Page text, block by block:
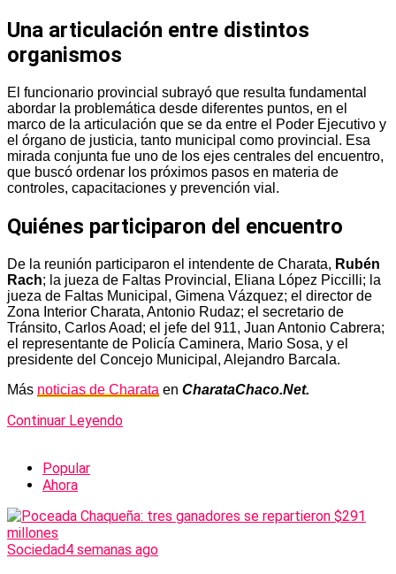
Una articulación entre distintos
organismos
El funcionario provincial subrayó que resulta fundamental
abordar la problemática desde diferentes puntos, en el
marco de la articulación que se da entre el Poder Ejecutivo y
el órgano de justicia, tanto municipal como provincial. Esa
mirada conjunta fue uno de los ejes centrales del encuentro,
que buscó ordenar los próximos pasos en materia de
controles, capacitaciones y prevención vial.
Quiénes participaron del encuentro
De la reunión participaron el intendente de Charata, Rubén
Rach; la jueza de Faltas Provincial, Eliana López Piccilli; la
jueza de Faltas Municipal, Gimena Vázquez; el director de
Zona Interior Charata, Antonio Rudaz; el secretario de
Tránsito, Carlos Aoad; el jefe del 911, Juan Antonio Cabrera;
el representante de Policía Caminera, Mario Sosa, y el
presidente del Concejo Municipal, Alejandro Barcala.
Más noticias de Charata en CharataChaco.Net.
Continuar Leyendo
Popular
Ahora
Sociedad4 semanas ago